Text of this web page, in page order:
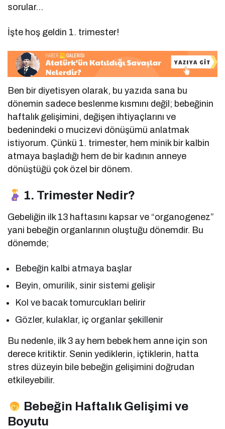
sorular…
İşte hoş geldin 1. trimester!
Ben bir diyetisyen olarak, bu yazıda sana bu
dönemin sadece beslenme kısmını değil; bebeğinin
haftalık gelişimini, değişen ihtiyaçlarını ve
bedenindeki o mucizevi dönüşümü anlatmak
istiyorum. Çünkü 1. trimester, hem minik bir kalbin
atmaya başladığı hem de bir kadının anneye
dönüştüğü çok özel bir dönem.
1. Trimester Nedir?
Gebeliğin ilk 13 haftasını kapsar ve “organogenez”
yani bebeğin organlarının oluştuğu dönemdir. Bu
dönemde;
Bebeğin kalbi atmaya başlar
Beyin, omurilik, sinir sistemi gelişir
Kol ve bacak tomurcukları belirir
Gözler, kulaklar, iç organlar şekillenir
Bu nedenle, ilk 3 ay hem bebek hem anne için son
derece kritiktir. Senin yediklerin, içtiklerin, hatta
stres düzeyin bile bebeğin gelişimini doğrudan
etkileyebilir.
Bebeğin Haftalık Gelişimi ve
Boyutu